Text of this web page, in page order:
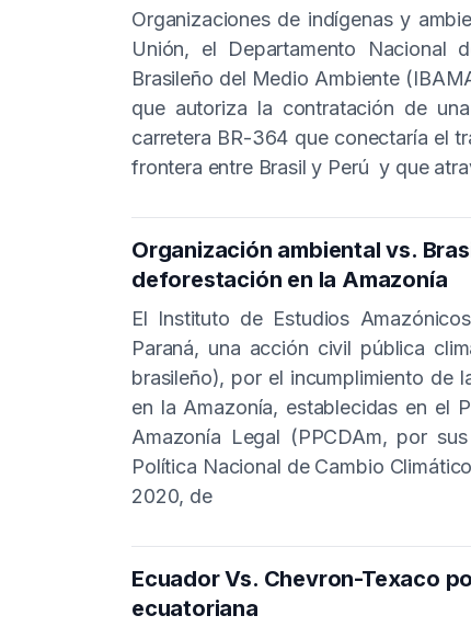
Organizaciones de indígenas y
Unión, el Departamento Nacional
Brasileño del Medio Ambiente
que autoriza la contratación de
carretera BR-364 que conectaría el
frontera entre Brasil y Perú y que
Organización ambiental vs.
deforestación en la Amazonía
El Instituto de Estudios
Paraná, una acción civil pública
brasileño), por el incumplimiento de
en la Amazonía, establecidas en el
Amazonía Legal (PPCDAm, por
Política Nacional de Cambio
2020, de
Ecuador Vs. Chevron-Texaco
ecuatoriana